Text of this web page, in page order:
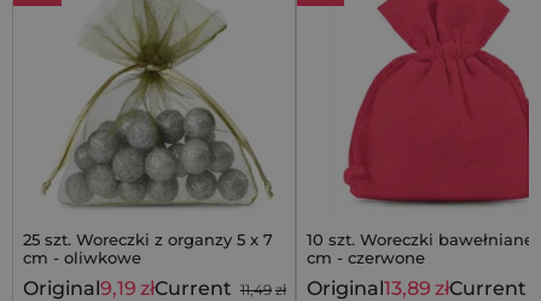
25 szt. Woreczki z organzy 5 x 7
cm - oliwkowe
11,49 zł
Original9,19 złCurrent
10 szt. Woreczki bawełniane
cm - czerwone
Original13,89 złCurrent